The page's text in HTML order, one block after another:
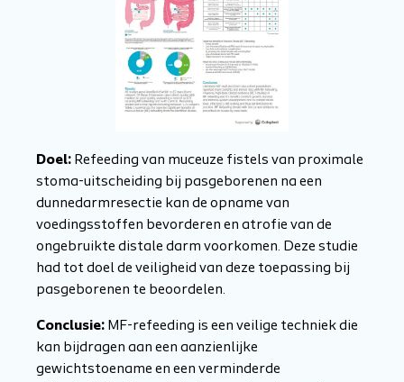
Doel: Refeeding van muceuze fistels van proximale
stoma-uitscheiding bij pasgeborenen na een
dunnedarmresectie kan de opname van
voedingsstoffen bevorderen en atrofie van de
ongebruikte distale darm voorkomen. Deze studie
had tot doel de veiligheid van deze toepassing bij
pasgeborenen te beoordelen.
Conclusie: MF-refeeding is een veilige techniek die
kan bijdragen aan een aanzienlijke
gewichtstoename en een verminderde